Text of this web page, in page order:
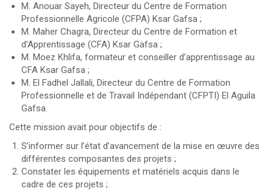
M. Anouar Sayeh, Directeur du Centre de Formation
Professionnelle Agricole (CFPA) Ksar Gafsa ;
M. Maher Chagra, Directeur du Centre de Formation et
d’Apprentissage (CFA) Ksar Gafsa ;
M. Moez Khlifa, formateur et conseiller d’apprentissage au
CFA Ksar Gafsa ;
M. El Fadhel Jallali, Directeur du Centre de Formation
Professionnelle et de Travail Indépendant (CFPTI) El Aguila
Gafsa.
Cette mission avait pour objectifs de :
S’informer sur l’état d’avancement de la mise en œuvre des
différentes composantes des projets ;
Constater les équipements et matériels acquis dans le
cadre de ces projets ;